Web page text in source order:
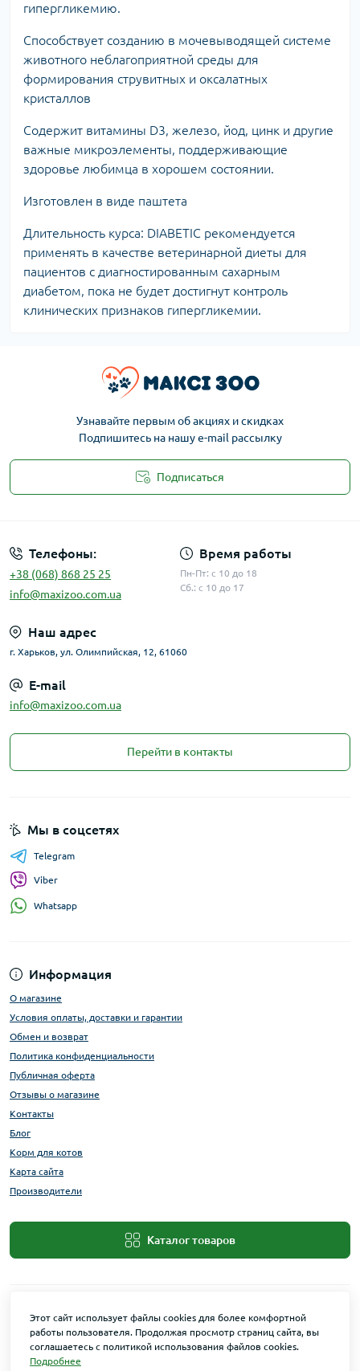
гипергликемию.
Способствует созданию в мочевыводящей системе
животного неблагоприятной среды для
формирования струвитных и оксалатных
кристаллов
Содержит витамины D3, железо, йод, цинк и другие
важные микроэлементы, поддерживающие
здоровье любимца в хорошем состоянии.
Изготовлен в виде паштета
Длительность курса: DIABETIC рекомендуется
применять в качестве ветеринарной диеты для
пациентов с диагностированным сахарным
диабетом, пока не будет достигнут контроль
клинических признаков гипергликемии.
Узнавайте первым об акциях и скидках
Подпишитесь на нашу e-mail рассылку
Подписаться
Телефоны:
+38 (068) 868 25 25
info@maxizoo.com.ua
Время работы
Пн-Пт: с 10 до 18
Сб.: с 10 до 17
Наш адрес
г. Харьков, ул. Олимпийская, 12, 61060
E-mail
info@maxizoo.com.ua
Перейти в контакты
Информация
О магазине
Условия оплаты, доставки и гарантии
Обмен и возврат
Политика конфиденциальности
Публичная оферта
Отзывы о магазине
Контакты
Блог
Корм для котов
Карта сайта
Производители
Каталог товаров
Мы в соцсетях
Telegram
Viber
Whatsapp
Этот сайт использует файлы cookies для более комфортной
работы пользователя. Продолжая просмотр страниц сайта, вы
соглашаетесь с политикой использования файлов cookies.
Подробнее